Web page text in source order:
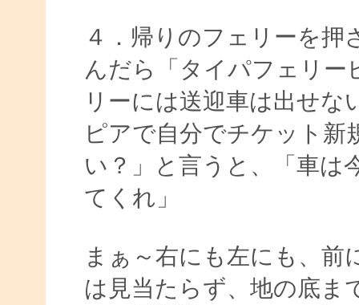
４．帰りのフェリーを
んだら「タイパフェリ
リーには送迎車は出せな
ピアで自分でチケット新
い？」と言うと、「車は
てくれ」
まぁ～右にも左にも、前
は見当たらず、地の底ま